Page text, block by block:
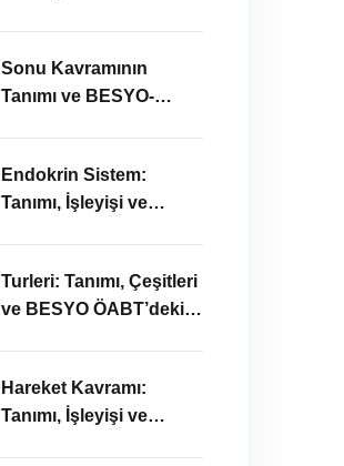
Önemi
Sonu Kavramının
Tanımı ve BESYO-
Endokrin Sistem:
Tanımı, İşleyişi ve
Turleri: Tanımı, Çeşitleri
ve BESYO ÖABT’deki
Hareket Kavramı:
Tanımı, İşleyişi ve